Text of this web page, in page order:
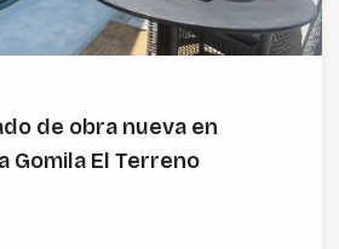
de obra nueva en
Gomila El Terreno